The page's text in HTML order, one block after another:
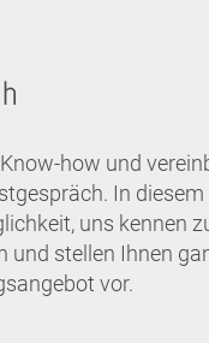
how und
In diesem
uns kennen
und stellen Ihnen
vor.